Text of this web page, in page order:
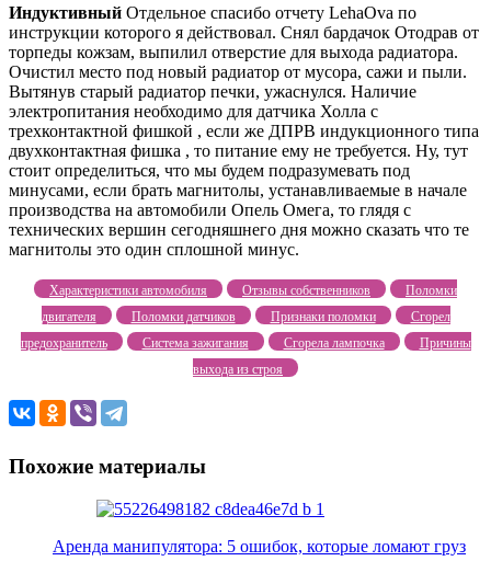
Индуктивный Отдельное спасибо отчету LehaOva по
инструкции которого я действовал. Снял бардачок Отодрав от
торпеды кожзам, выпилил отверстие для выхода радиатора.
Очистил место под новый радиатор от мусора, сажи и пыли.
Вытянув старый радиатор печки, ужаснулся. Наличие
электропитания необходимо для датчика Холла с
трехконтактной фишкой , если же ДПРВ индукционного типа
двухконтактная фишка , то питание ему не требуется. Ну, тут
стоит определиться, что мы будем подразумевать под
минусами, если брать магнитолы, устанавливаемые в начале
производства на автомобили Опель Омега, то глядя с
технических вершин сегодняшнего дня можно сказать что те
магнитолы это один сплошной минус.
Характеристики автомобиля Отзывы собственников
Поломки
двигателя
Поломки датчиков Признаки поломки
Сгорел
предохранитель
Система зажигания Сгорела лампочка
Причины
выхода из строя
Похожие материалы
Аренда манипулятора: 5 ошибок, которые ломают груз